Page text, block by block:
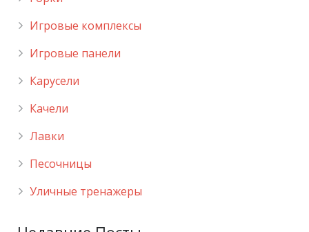
Игровые комплексы
Игровые панели
Карусели
Качели
Лавки
Песочницы
Уличные тренажеры